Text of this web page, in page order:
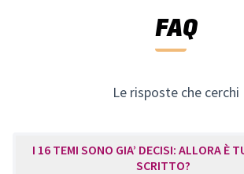
FAQ
Le risposte che cerchi
I 16 TEMI SONO GIA’ DECISI: ALLORA È
SCRITTO?